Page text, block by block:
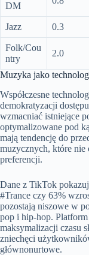
DM
Jazz 0.3
Folk/Cou
ntry
2.0
Muzyka jako
Współczesne
demokratyzacji
wzmacniać istniejące
optymalizowane pod
mają tendencję do
muzycznych, które nie
preferencji.
Dane z TikTok
#Trance czy 63%
pozostają niszowe w
pop i hip-hop.
maksymalizacji czasu
zniechęci
głównonurtowe.